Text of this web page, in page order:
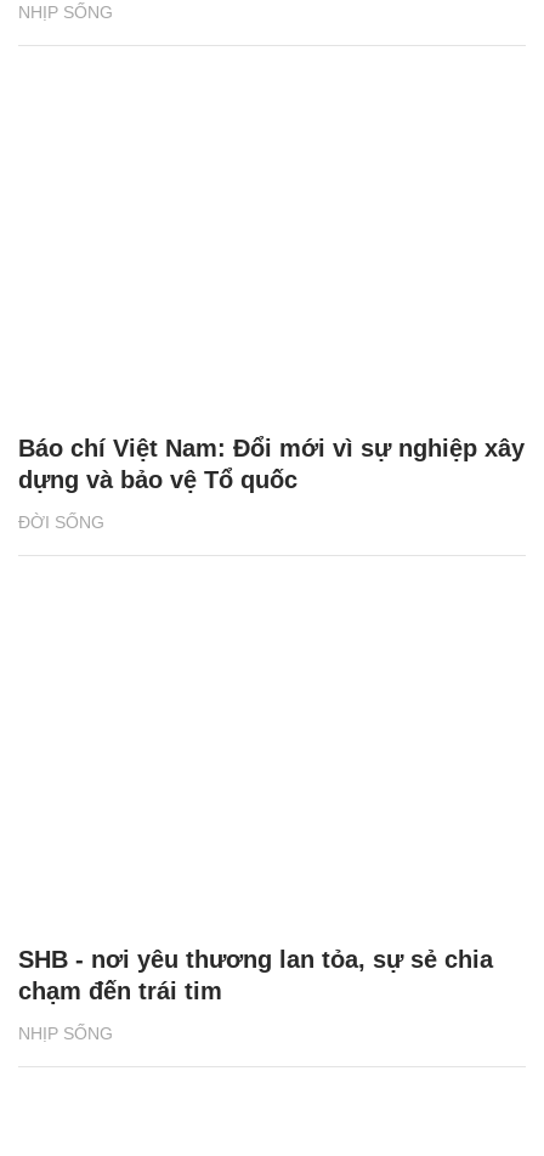
NHỊP SỐNG
ĐỜI SỐNG
Báo chí Việt Nam: Đổi mới vì sự nghiệp xây
dựng và bảo vệ Tổ quốc
NHỊP SỐNG
SHB - nơi yêu thương lan tỏa, sự sẻ chia
chạm đến trái tim